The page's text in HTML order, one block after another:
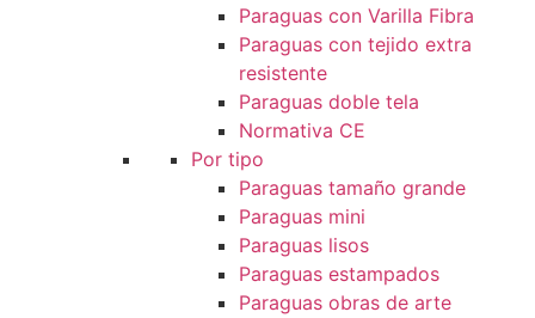
Paraguas con Varilla Fibra
Paraguas con tejido extra
resistente
Paraguas doble tela
Normativa CE
Por tipo
Paraguas tamaño grande
Paraguas mini
Paraguas lisos
Paraguas estampados
Paraguas obras de arte